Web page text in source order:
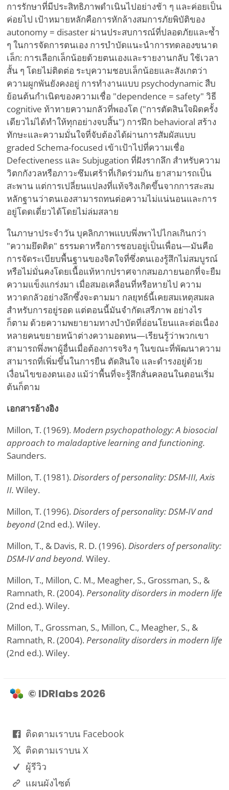
การรักษาที่มีประสิทธิภาพดำเนินไปอย่างช้า ๆ และค่อยเป็น
ค่อยไป เป้าหมายหลักคือการหักล้างสมการภัยพิบัติของ
autonomy = disaster ผ่านประสบการณ์ที่ปลอดภัยและซ้ำ
ๆ ในการจัดการตนเอง การบำบัดแนะนำการทดลองขนาด
เล็ก: การเลือกเล็กน้อยด้วยตนเองและรายงานกลับ ใช้เวลา
สั้น ๆ โดยไม่ติดต่อ ระบุความชอบเล็กน้อยและสังเกตว่า
ความผูกพันยังคงอยู่ การทำงานแบบ psychodynamic สืบ
ย้อนต้นกำเนิดของความเชื่อ "dependence = safety" วิธี
cognitive ท้าทายความกลัวที่พองโต ("การตัดสินใจผิดครั้ง
เดียวไม่ได้ทำให้ทุกอย่างจบสิ้น") การฝึก behavioral สร้าง
ทักษะและความมั่นใจที่จับต้องได้ผ่านการสัมผัสแบบ
graded Schema-focused เข้าเป้าไปที่ความเชื่อ
Defectiveness และ Subjugation ที่ฝังรากลึก สำหรับความ
วิตกกังวลหรือภาวะซึมเศร้าที่เกิดร่วมกัน ยาสามารถเป็น
สะพาน แต่การเปลี่ยนแปลงที่แท้จริงเกิดขึ้นจากการสะสม
หลักฐานว่าตนเองสามารถทนต่อความไม่แน่นอนและการ
อยู่โดดเดี่ยวได้โดยไม่ล่มสลาย
ในภาษาประจำวัน บุคลิกภาพแบบพึ่งพาไปไกลเกินกว่า
"ความยึดติด" ธรรมดาหรือการชอบอยู่เป็นเพื่อน—มันคือ
การจัดระเบียบพื้นฐานของจิตใจที่ซึ่งตนเองรู้สึกไม่สมบูรณ์
หรือไม่มั่นคงโดยเนื้อแท้หากปราศจากสมอภายนอกที่จะยืม
ความแข็งแกร่งมา เมื่อสมอเคลื่อนที่หรือหายไป ความ
หวาดกลัวอย่างลึกซึ้งจะตามมา กลยุทธ์นี้เคยสมเหตุสมผล
สำหรับการอยู่รอด แต่ตอนนี้มันจำกัดเสรีภาพ อย่างไร
ก็ตาม ด้วยความพยายามทางบำบัดที่อ่อนโยนและต่อเนื่อง
หลายคนขยายหน้าต่างความอดทน—เรียนรู้ว่าพวกเขา
สามารถพึ่งพาผู้อื่นเมื่อต้องการจริง ๆ ในขณะที่พัฒนาความ
สามารถที่เพิ่มขึ้นในการยืน ตัดสินใจ และดำรงอยู่ด้วย
เงื่อนไขของตนเอง แม้ว่าพื้นที่จะรู้สึกสั่นคลอนในตอนเริ่ม
ต้นก็ตาม
เอกสารอ้างอิง
Millon, T. (1969). Modern psychopathology: A biosocial
approach to maladaptive learning and functioning.
Saunders.
Millon, T. (1981). Disorders of personality: DSM-III, Axis
II. Wiley.
Millon, T. (1996). Disorders of personality: DSM-IV and
beyond(2nd ed.). Wiley.
Millon, T., & Davis, R. D. (1996). Disorders of personality:
DSM-IV and beyond. Wiley.
Millon, T., Millon, C. M., Meagher, S., Grossman, S., &
Ramnath, R. (2004). Personality disorders in modern life
(2nd ed.). Wiley.
Millon, T., Grossman, S., Millon, C., Meagher, S., &
Ramnath, R. (2004). Personality disorders in modern life
(2nd ed.). Wiley.
© IDRlabs 2026
ติดตามเราบน Facebook
ติดตามเราบน X
ผู้รีวิว
แผนผังไซต์